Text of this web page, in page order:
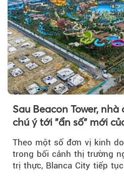
Sau Beacon Tower,
chú ý tới "ẩn số" mới
Theo một số đơn vị kinh
trong bối cảnh thị trường
trị thực, Blanca City tiếp